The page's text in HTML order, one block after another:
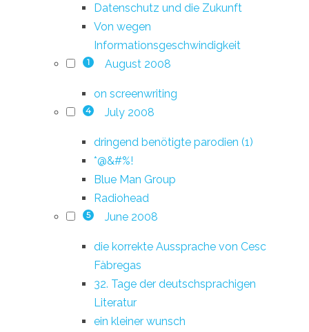
Datenschutz und die Zukunft
Von wegen
Informationsgeschwindigkeit
1 August 2008
on screenwriting
4 July 2008
dringend benötigte parodien (1)
*@&#%!
Blue Man Group
Radiohead
5 June 2008
die korrekte Aussprache von Cesc
Fàbregas
32. Tage der deutschsprachigen
Literatur
ein kleiner wunsch